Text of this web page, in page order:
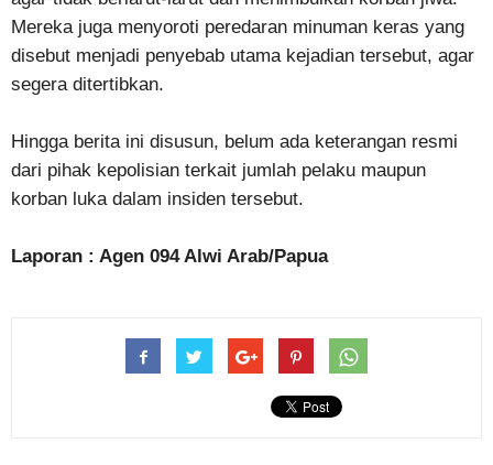
Mereka juga menyoroti peredaran minuman keras yang
disebut menjadi penyebab utama kejadian tersebut, agar
segera ditertibkan.
Hingga berita ini disusun, belum ada keterangan resmi
dari pihak kepolisian terkait jumlah pelaku maupun
korban luka dalam insiden tersebut.
Laporan : Agen 094 Alwi Arab/Papua